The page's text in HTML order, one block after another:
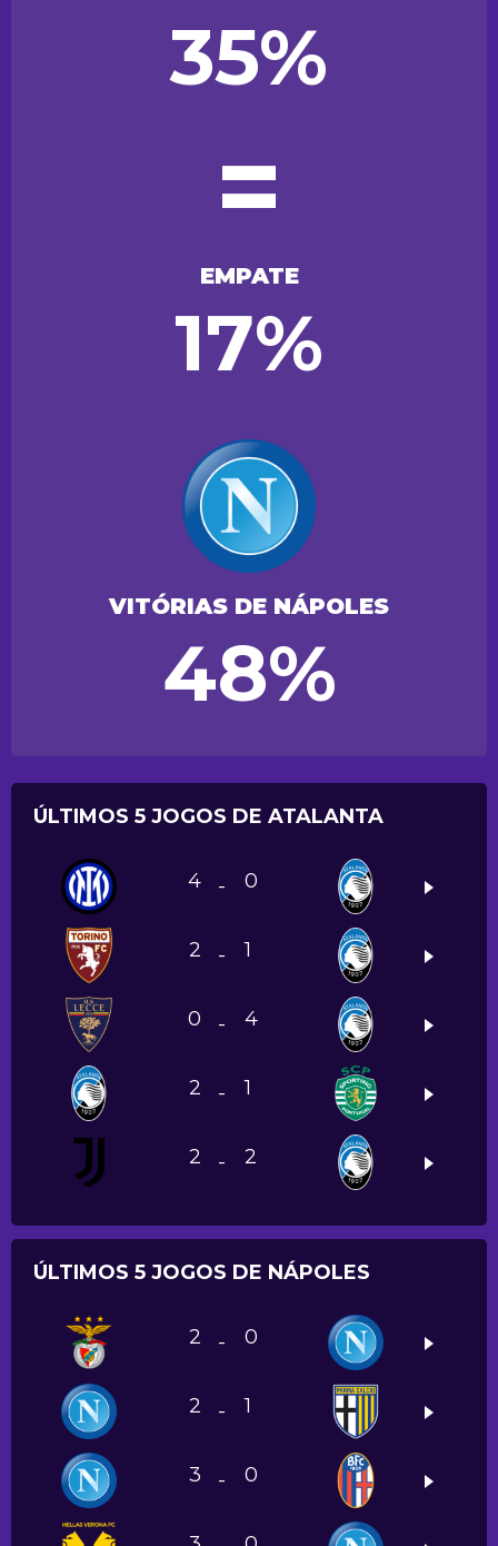
35%
=
EMPATE
17%
VITÓRIAS DE NÁPOLES
48%
ÚLTIMOS 5 JOGOS DE ATALANTA
4 - 0
2 - 1
0 - 4
2 - 1
2 - 2
ÚLTIMOS 5 JOGOS DE NÁPOLES
2 - 0
2 - 1
3 - 0